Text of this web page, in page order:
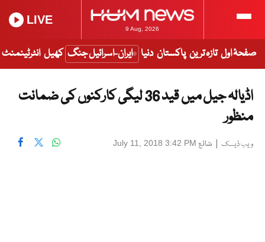
9 Aug, 2026
LIVE
صفحۂ اول تازہ ترین پاکستان دنیا ایران-اسرائیل جنگ کھیل انٹرٹینمنٹ
اڈیالہ جیل میں قید 36 لیگی کارکنوں کی ضمانت
منظور
ویب ڈیسک | شائع July 11, 2018 3:42 PM